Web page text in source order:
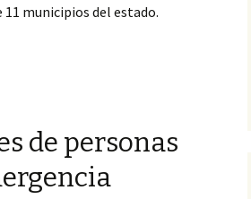
municipios del estado.
con discapacidad
de personas